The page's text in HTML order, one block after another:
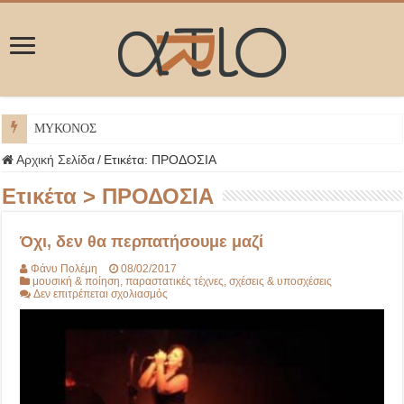
ΜΥΚΟΝΟΣ
Αρχική Σελίδα / Ετικέτα: ΠΡΟΔΟΣΙΑ
Ετικέτα > ΠΡΟΔΟΣΙΑ
Όχι, δεν θα περπατήσουμε μαζί
Φάνυ Πολέμη
08/02/2017
μουσική & ποίηση ,παραστατικές τέχνες ,σχέσεις & υποσχέσεις
Δεν επιτρέπεται σχολιασμός
θα
περπατήσουμε
μαζί